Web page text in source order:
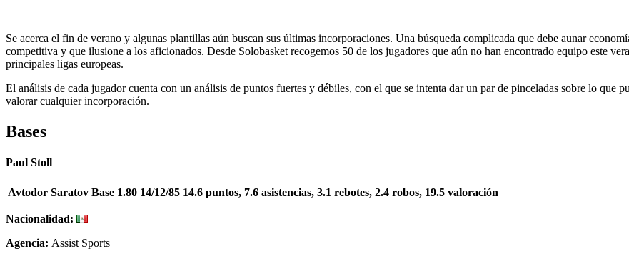
Se acerca el fin de verano y algunas plantillas aún buscan sus últimas incorporaciones. Una búsqueda complicada que debe aunar
competitiva y que ilusione a los aficionados. Desde Solobasket recogemos 50 de los jugadores que aún no han encontrado equipo este
principales ligas europeas.
El análisis de cada jugador cuenta con un análisis de puntos fuertes y débiles, con el que se intenta dar un par de pinceladas sobre lo que
valorar cualquier incorporación.
Bases
Paul Stoll
Avtodor Saratov Base 1.80 14/12/85 14.6 puntos, 7.6 asistencias, 3.1 rebotes, 2.4 robos, 19.5 valoración
Nacionalidad:
Agencia: Assist Sports